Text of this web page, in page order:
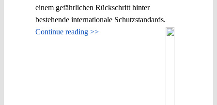
einem gefährlichen Rückschritt hinter
bestehende internationale Schutzstandards.
Continue reading >>